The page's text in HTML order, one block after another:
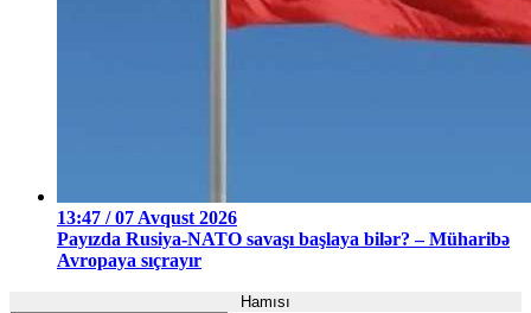
13:47 / 07 Avqust 2026
Payızda Rusiya-NATO savaşı başlaya bilər? – Müharibə
Avropaya sıçrayır
Hamısı